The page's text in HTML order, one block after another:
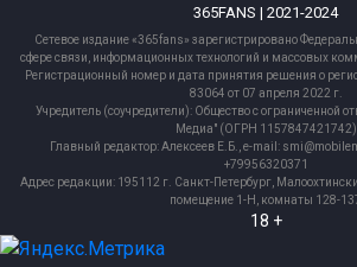
365FANS | 2021-2024
Сетевое издание «365fans» зарегистрировано
сфере связи, информационных технологий и массовых
Регистрационный номер и дата принятия решения о
83064 от 07 апреля 2022 г.
Учредитель (соучредители): Общество с ограниченной
Медиа" (ОГРН 1157847421742)
Главный редактор: Алексеев Е.Б., e-mail:
+79956320371
Адрес редакции: 195112 г. Санкт-Петербург,
помещение 1-Н, комнаты 128-
18 +